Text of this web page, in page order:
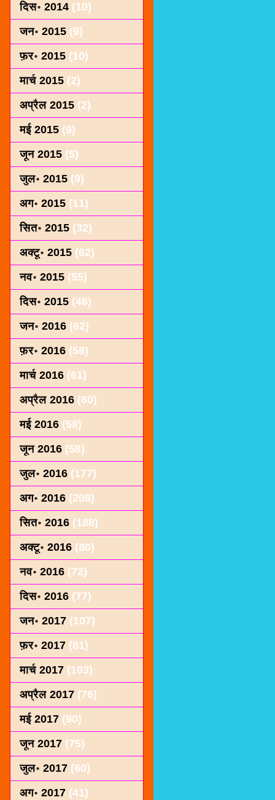
दिस॰ 2014 (10)
जन॰ 2015 (9)
फ़र॰ 2015 (10)
मार्च 2015 (2)
अप्रैल 2015 (2)
मई 2015 (9)
जून 2015 (5)
जुल॰ 2015 (9)
अग॰ 2015 (11)
सित॰ 2015 (32)
अक्टू॰ 2015 (62)
नव॰ 2015 (55)
दिस॰ 2015 (46)
जन॰ 2016 (62)
फ़र॰ 2016 (58)
मार्च 2016 (61)
अप्रैल 2016 (60)
मई 2016 (58)
जून 2016 (58)
जुल॰ 2016 (177)
अग॰ 2016 (208)
सित॰ 2016 (188)
अक्टू॰ 2016 (80)
नव॰ 2016 (72)
दिस॰ 2016 (77)
जन॰ 2017 (107)
फ़र॰ 2017 (81)
मार्च 2017 (103)
अप्रैल 2017 (76)
मई 2017 (90)
जून 2017 (75)
जुल॰ 2017 (60)
अग॰ 2017 (41)